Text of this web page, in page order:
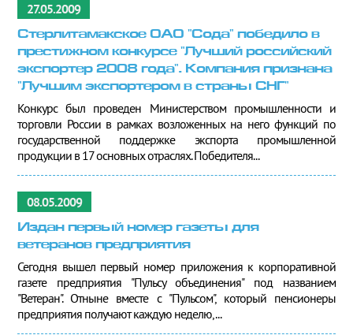
27.05.2009
Стерлитамакское ОАО "Сода" победило в
престижном конкурсе "Лучший российский
экспортер 2008 года". Компания признана
"Лучшим экспортером в страны СНГ"
Конкурс был проведен Министерством промышленности и
торговли России в рамках возложенных на него функций по
государственной поддержке экспорта промышленной
продукции в 17 основных отраслях. Победителя...
08.05.2009
Издан первый номер газеты для
ветеранов предприятия
Сегодня вышел первый номер приложения к корпоративной
газете предприятия "Пульсу объединения" под названием
"Ветеран". Отныне вместе с "Пульсом", который пенсионеры
предприятия получают каждую неделю,...